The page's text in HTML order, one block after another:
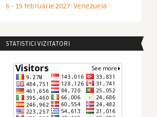
6 - 19 februarie 2027: Venezuela
STATISTICI VIZITATORI